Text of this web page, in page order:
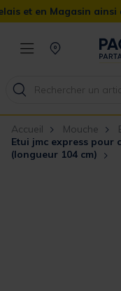
en Magasin ainsi que
Accueil Mouche
Etui jmc express pour
(longueur 104 cm)